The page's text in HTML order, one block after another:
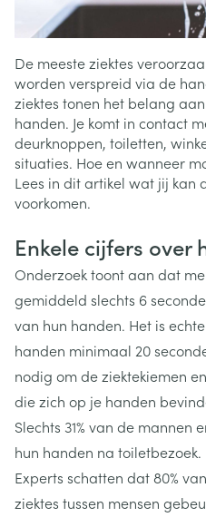
De meeste ziektes
worden verspreid via de
ziektes tonen het belang
handen. Je komt in contact
deurknoppen, toiletten,
situaties. Hoe en wanneer
Lees in dit artikel wat jij kan
voorkomen.
Enkele cijfers over
Onderzoek toont aan dat
gemiddeld slechts 6
van hun handen. Het is
handen minimaal 20
nodig om de ziektekiemen
die zich op je handen
Slechts 31% van de mannen
hun handen na toiletbezoek.
Experts schatten dat 80%
ziektes tussen mensen